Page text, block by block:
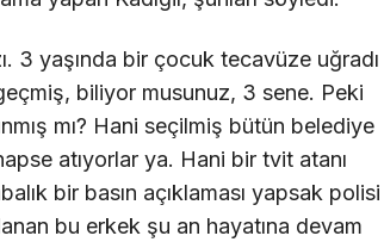
3 yaşında bir çocuk tecavüze uğradı
biliyor musunuz, 3 sene. Peki
mı? Hani seçilmiş bütün belediye
atıyorlar ya. Hani bir tvit atanı
bir basın açıklaması yapsak polisi
bu erkek şu an hayatına devam